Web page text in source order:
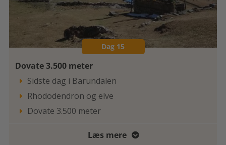
Dag 15
Dovate 3.500 meter
 Sidste dag i Barundalen
 Rhododendron og elve
 Dovate 3.500 meter
Læs mere 